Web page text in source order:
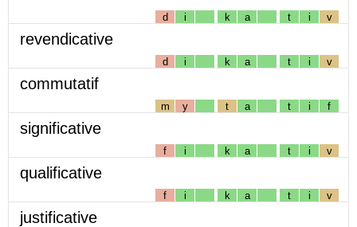
d i k a t i v
revendicative
d i k a t i v
commutatif
m y t a t i f
significative
f i k a t i v
qualificative
f i k a t i v
justificative